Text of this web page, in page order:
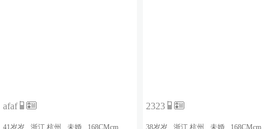
afaf
41岁岁 浙江 杭州 未婚 168CMcm
2323
38岁岁 浙江 杭州 未婚 168CMcm